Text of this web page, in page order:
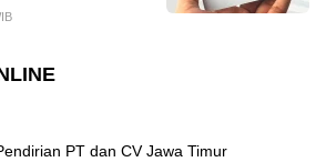
PT dan CV Jawa Timur